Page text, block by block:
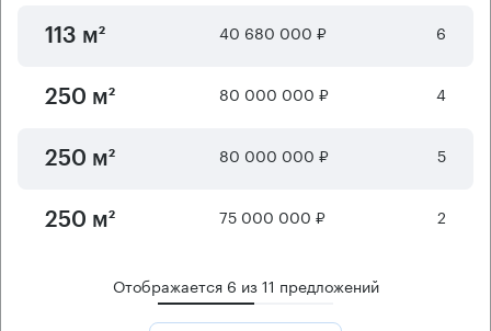
113 м² 40 680 000 ₽ 6
250 м² 80 000 000 ₽ 4
250 м² 80 000 000 ₽ 5
250 м² 75 000 000 ₽ 2
Отображается 6 из11 предложений